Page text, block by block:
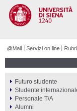
@Mail Servizi on line
PERCORSI
Futuro studente
Studente
Personale T/A
Alumni